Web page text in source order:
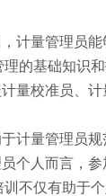
计量管理员
的基础知识和
量校准员、
计量管理员
个人而言，
不仅有助于